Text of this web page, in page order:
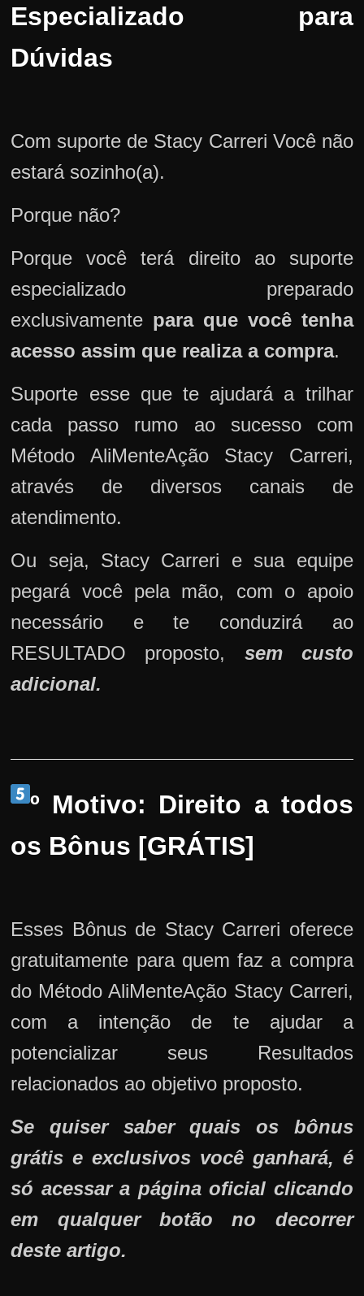
Especializado para
Dúvidas
Com suporte de Stacy Carreri Você não
estará sozinho(a).
Porque não?
Porque você terá direito ao suporte
especializado preparado
exclusivamente para que você tenha
acesso assim que realiza a compra.
Suporte esse que te ajudará a trilhar
cada passo rumo ao sucesso com
Método AliMenteAção Stacy Carreri,
através de diversos canais de
atendimento.
Ou seja, Stacy Carreri e sua equipe
pegará você pela mão, com o apoio
necessário e te conduzirá ao
RESULTADO proposto, sem custo
adicional.
º Motivo: Direito a todos
os Bônus [GRÁTIS]
Esses Bônus de Stacy Carreri oferece
gratuitamente para quem faz a compra
do Método AliMenteAção Stacy Carreri,
com a intenção de te ajudar a
potencializar seus Resultados
relacionados ao objetivo proposto.
Se quiser saber quais os bônus
grátis e exclusivos você ganhará, é
só acessar a página oficial clicando
em qualquer botão no decorrer
deste artigo.